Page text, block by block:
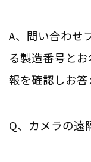
A、問い合わせ
る製造番号と
報を確認しお
Q、カメラの遠